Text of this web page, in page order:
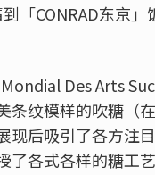
「CONRAD东京
Des Arts
条纹模样的吹糖（
后吸引了各方注
各式各样的糖工艺